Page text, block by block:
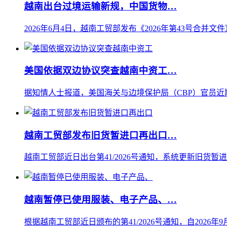
越南出台过境运输新规，中国货物…
2026年6月4日，越南工贸部发布《2026年第43号合并文
美国依据双边协议突查越南中资工…
据知情人士报道，美国海关与边境保护局（CBP）官员
越南工贸部发布旧货暂进口再出口…
越南工贸部近日出台第41/2026号通知，系统更新旧货暂
越南暂停已使用服装、电子产品、…
根据越南工贸部近日颁布的第41/2026号通知，自2026年